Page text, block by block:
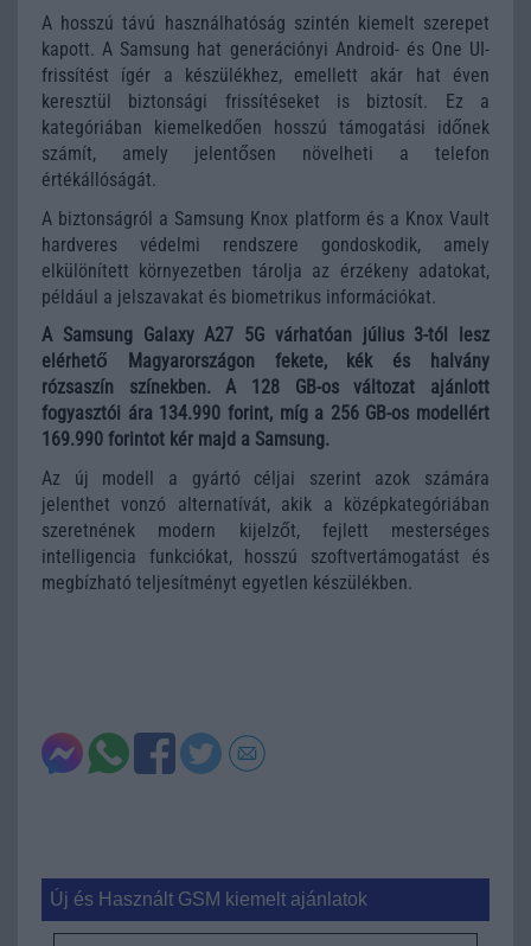
A hosszú távú használhatóság szintén kiemelt szerepet
kapott. A Samsung hat generációnyi Android- és One UI-
frissítést ígér a készülékhez, emellett akár hat éven
keresztül biztonsági frissítéseket is biztosít. Ez a
kategóriában kiemelkedően hosszú támogatási időnek
számít, amely jelentősen növelheti a telefon
értékállóságát.
A biztonságról a Samsung Knox platform és a Knox Vault
hardveres védelmi rendszere gondoskodik, amely
elkülönített környezetben tárolja az érzékeny adatokat,
például a jelszavakat és biometrikus információkat.
A Samsung Galaxy A27 5G várhatóan július 3-tól lesz
elérhető Magyarországon fekete, kék és halvány
rózsaszín színekben. A 128 GB-os változat ajánlott
fogyasztói ára 134.990 forint, míg a 256 GB-os modellért
169.990 forintot kér majd a Samsung.
Az új modell a gyártó céljai szerint azok számára
jelenthet vonzó alternatívát, akik a középkategóriában
szeretnének modern kijelzőt, fejlett mesterséges
intelligencia funkciókat, hosszú szoftvertámogatást és
megbízható teljesítményt egyetlen készülékben.
Új és Használt GSM kiemelt ajánlatok